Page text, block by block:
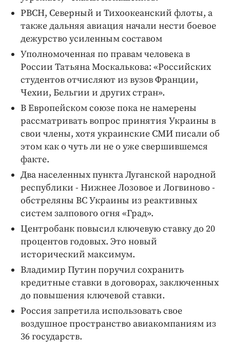
РВСН, Северный и Тихоокеанский флоты, а
также дальняя авиация начали нести боевое
дежурство усиленным составом
Уполномоченная по правам человека в
России Татьяна Москалькова: «Российских
студентов отчисляют из вузов Франции,
Чехии, Бельгии и других стран».
В Европейском союзе пока не намерены
рассматривать вопрос принятия Украины в
свои члены, хотя украинские СМИ писали об
этом как о чуть ли не о уже свершившемся
факте.
Два населенных пункта Луганской народной
республики - Нижнее Лозовое и Логвиново -
обстреляны ВС Украины из реактивных
систем залпового огня «Град».
Центробанк повысил ключевую ставку до 20
процентов годовых. Это новый
исторический максимум.
Владимир Путин поручил сохранить
кредитные ставки в договорах, заключенных
до повышения ключевой ставки.
Россия запретила использовать свое
воздушное пространство авиакомпаниям из
36 государств.